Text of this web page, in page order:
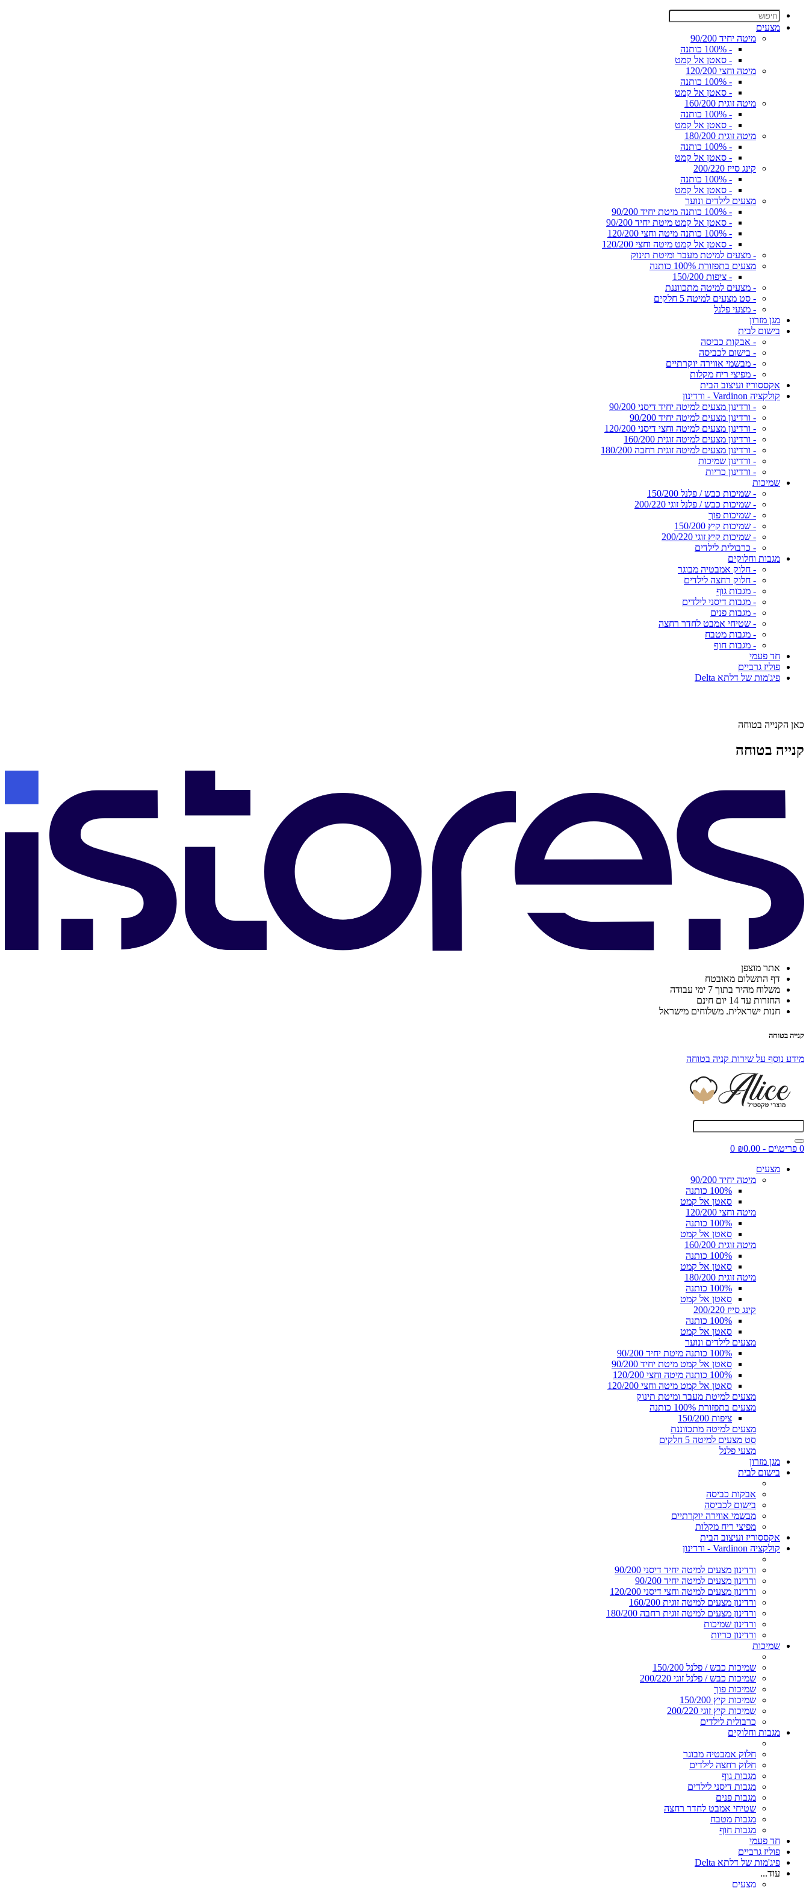
מצעים
מיטה יחיד 90/200
- 100% כותנה
- סאטן אל קמט
מיטה וחצי 120/200
- 100% כותנה
- סאטן אל קמט
מיטה זוגית 160/200
- 100% כותנה
- סאטן אל קמט
מיטה זוגית 180/200
- 100% כותנה
- סאטן אל קמט
קינג סייז 200/220
- 100% כותנה
- סאטן אל קמט
מצעים לילדים ונוער
- 100% כותנה מיטת יחיד 90/200
- סאטן אל קמט מיטת יחיד 90/200
- 100% כותנה מיטה וחצי 120/200
- סאטן אל קמט מיטה וחצי 120/200
- מצעים למיטת מעבר ומיטת תינוק
מצעים בתפזורת 100% כותנה
- ציפות 150/200
- מצעים למיטה מתכווננת
- סט מצעים למיטה 5 חלקים
- מצעי פלנל
מגן מזרון
בישום לבית
- אבקות כביסה
- בישום לכביסה
- מבשמי אווירה יוקרתיים
- מפיצי ריח מקלות
אקססוריז ועיצוב הבית
קולקציה Vardinon - ורדינון
- ורדינון מצעים למיטה יחיד דיסני 90/200
- ורדינון מצעים למיטה יחיד 90/200
- ורדינון מצעים למיטה וחצי דיסני 120/200
- ורדינון מצעים למיטה זוגית 160/200
- ורדינון מצעים למיטה זוגית רחבה 180/200
- ורדינון שמיכות
- ורדינון כריות
שמיכות
- שמיכות כבש / פלנל 150/200
- שמיכות כבש / פלנל זוגי 200/220
- שמיכות פוך
- שמיכות קיץ 150/200
- שמיכות קיץ זוגי 200/220
- כרבולית לילדים
מגבות וחלוקים
- חלוק אמבטיה מבוגר
- חלוק רחצה לילדים
- מגבות גוף
- מגבות דיסני לילדים
- מגבות פנים
- שטיחי אמבט לחדר רחצה
- מגבות מטבח
- מגבות חוף
חד פעמי
פוליז גרביים
פיג'מות של דלתא Delta
כאן הקנייה בטוחה
קנייה בטוחה
אתר מוצפן
דף התשלום מאובטח
משלוח מהיר בתוך 7 ימי עבודה
החזרות עד 14 יום חינם
חנות ישראלית. משלוחים מישראל
קנייה בטוחה
מידע נוסף על שירות קניה בטוחה
0 פריט\ים - ₪0.00
0
מצעים
מיטה יחיד 90/200
100% כותנה
סאטן אל קמט
מיטה וחצי 120/200
100% כותנה
סאטן אל קמט
מיטה זוגית 160/200
100% כותנה
סאטן אל קמט
מיטה זוגית 180/200
100% כותנה
סאטן אל קמט
קינג סייז 200/220
100% כותנה
סאטן אל קמט
מצעים לילדים ונוער
100% כותנה מיטת יחיד 90/200
סאטן אל קמט מיטת יחיד 90/200
100% כותנה מיטה וחצי 120/200
סאטן אל קמט מיטה וחצי 120/200
מצעים למיטת מעבר ומיטת תינוק
מצעים בתפזורת 100% כותנה
ציפות 150/200
מצעים למיטה מתכווננת
סט מצעים למיטה 5 חלקים
מצעי פלנל
מגן מזרון
בישום לבית
אבקות כביסה
בישום לכביסה
מבשמי אווירה יוקרתיים
מפיצי ריח מקלות
אקססוריז ועיצוב הבית
קולקציה Vardinon - ורדינון
ורדינון מצעים למיטה יחיד דיסני 90/200
ורדינון מצעים למיטה יחיד 90/200
ורדינון מצעים למיטה וחצי דיסני 120/200
ורדינון מצעים למיטה זוגית 160/200
ורדינון מצעים למיטה זוגית רחבה 180/200
ורדינון שמיכות
ורדינון כריות
שמיכות
שמיכות כבש / פלנל 150/200
שמיכות כבש / פלנל זוגי 200/220
שמיכות פוך
שמיכות קיץ 150/200
שמיכות קיץ זוגי 200/220
כרבולית לילדים
מגבות וחלוקים
חלוק אמבטיה מבוגר
חלוק רחצה לילדים
מגבות גוף
מגבות דיסני לילדים
מגבות פנים
שטיחי אמבט לחדר רחצה
מגבות מטבח
מגבות חוף
חד פעמי
פוליז גרביים
פיג'מות של דלתא Delta
עוד...
מצעים